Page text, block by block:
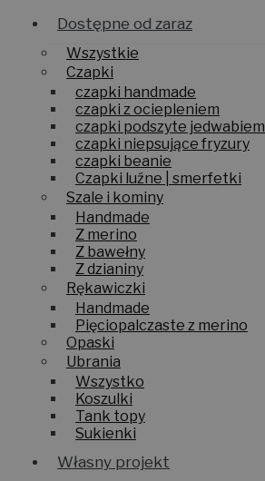
Dostępne od zaraz
Wszystkie
Czapki
czapki handmade
czapki z ociepleniem
czapki podszyte jedwabiem
czapki niepsujące fryzury
czapki beanie
Czapki luźne | smerfetki
Szale i kominy
Handmade
Z merino
Z bawełny
Z dzianiny
Rękawiczki
Handmade
Pięciopalczaste z merino
Opaski
Ubrania
Wszystko
Koszulki
Tank topy
Sukienki
Własny projekt